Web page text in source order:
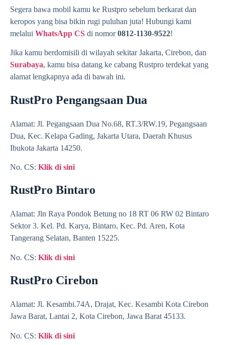
Segera bawa mobil kamu ke Rustpro sebelum berkarat dan
keropos yang bisa bikin rugi puluhan juta! Hubungi kami
melalui WhatsApp CS di nomor0812-1130-9522!
Jika kamu berdomisili di wilayah sekitar Jakarta, Cirebon, dan
Surabaya, kamu bisa datang ke cabang Rustpro terdekat yang
alamat lengkapnya ada di bawah ini.
RustPro Pengangsaan Dua
Alamat: Jl. Pegangsaan Dua No.68, RT.3/RW.19, Pegangsaan
Dua, Kec. Kelapa Gading, Jakarta Utara, Daerah Khusus
Ibukota Jakarta 14250.
No. CS: Klik di sini
RustPro Bintaro
Alamat: Jln Raya Pondok Betung no 18 RT 06 RW 02 Bintaro
Sektor 3. Kel. Pd. Karya, Bintaro, Kec. Pd. Aren, Kota
Tangerang Selatan, Banten 15225.
No. CS: Klik di sini
RustPro Cirebon
Alamat: Jl. Kesambi.74A, Drajat, Kec. Kesambi Kota Cirebon
Jawa Barat, Lantai 2, Kota Cirebon, Jawa Barat 45133.
No. CS: Klik di sini